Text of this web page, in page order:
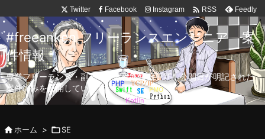
Twitter Facebook Instagram  RSS Feedly
#freeanken フリーランスエンジニア 案
件情報
専業フリーランス・副業向け案件を毎日更新！公開日が明記された
案件のみを公開しています。
ホーム > SE